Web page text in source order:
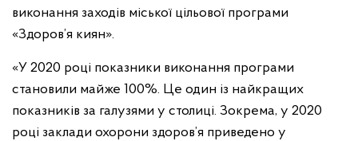
виконання заходів міської цільової програми
«Здоров’я киян».
«У 2020 році показники виконання програми
становили майже 100%. Це один із найкращих
показників за галузями у столиці. Зокрема, у 2020
році заклади охорони здоров’я приведено у